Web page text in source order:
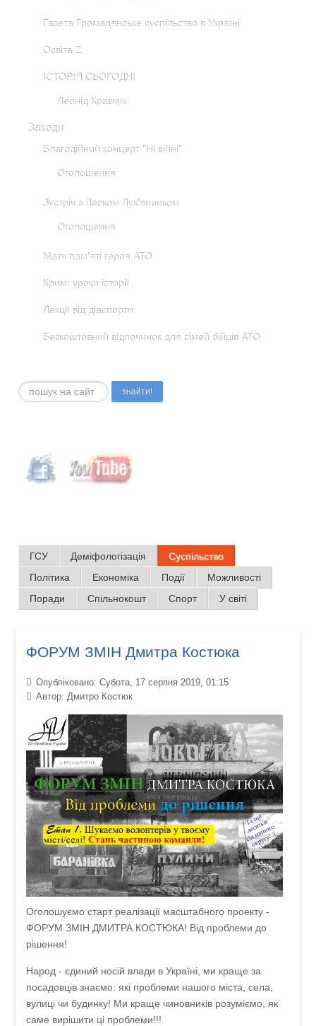
Газета Громадянське суспільство в Україні
Освіта Z
ІСТОРІЯ СЬОГОДНІ
Леонід Кравчук
Заходи
Благодійний концерт "Ні війні"
Оголошення
Зустріч з Левком Лук'яненком
Оголошення
Матч пам'яті героя АТО
Крим: уроки історії
Лекції від діаспорти
Безкоштовний відпочинок для сімей бійців АТО
Пошук... знайти!
ГСУ Деміфологізація
Суспільство
Політика
Економіка Події
Можливості
Поради
Спільнокошт Спорт У світі
ФОРУМ ЗМІН Дмитра Костюка
Опубліковано: Субота, 17 серпня 2019, 01:15
Автор: Дмитро Костюк
Оголошуємо старт реалізації масштабного проекту -
ФОРУМ ЗМІН ДМИТРА КОСТЮКА! Від проблеми до
рішення!
Народ - єдиний носій влади в Україні, ми краще за
посадовців знаємо: які проблеми нашого міста, села,
вулиці чи будинку! Ми краще чиновників розуміємо, як
саме вирішити ці проблеми!!!